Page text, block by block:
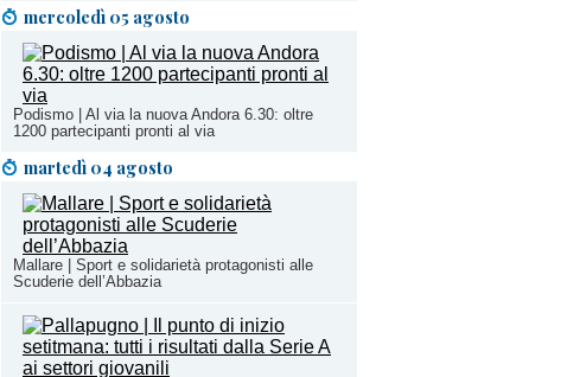
mercoledì 05 agosto
Podismo | Al via la nuova Andora 6.30: oltre
1200 partecipanti pronti al via
martedì 04 agosto
Mallare | Sport e solidarietà protagonisti alle
Scuderie dell’Abbazia